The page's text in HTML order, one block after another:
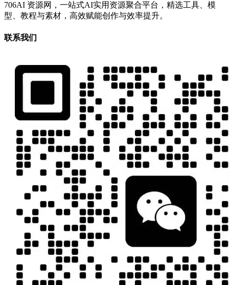
706AI 资源网，一站式AI实用资源聚合平台，精选工具、模
型、教程与素材，高效赋能创作与效率提升。
联系我们